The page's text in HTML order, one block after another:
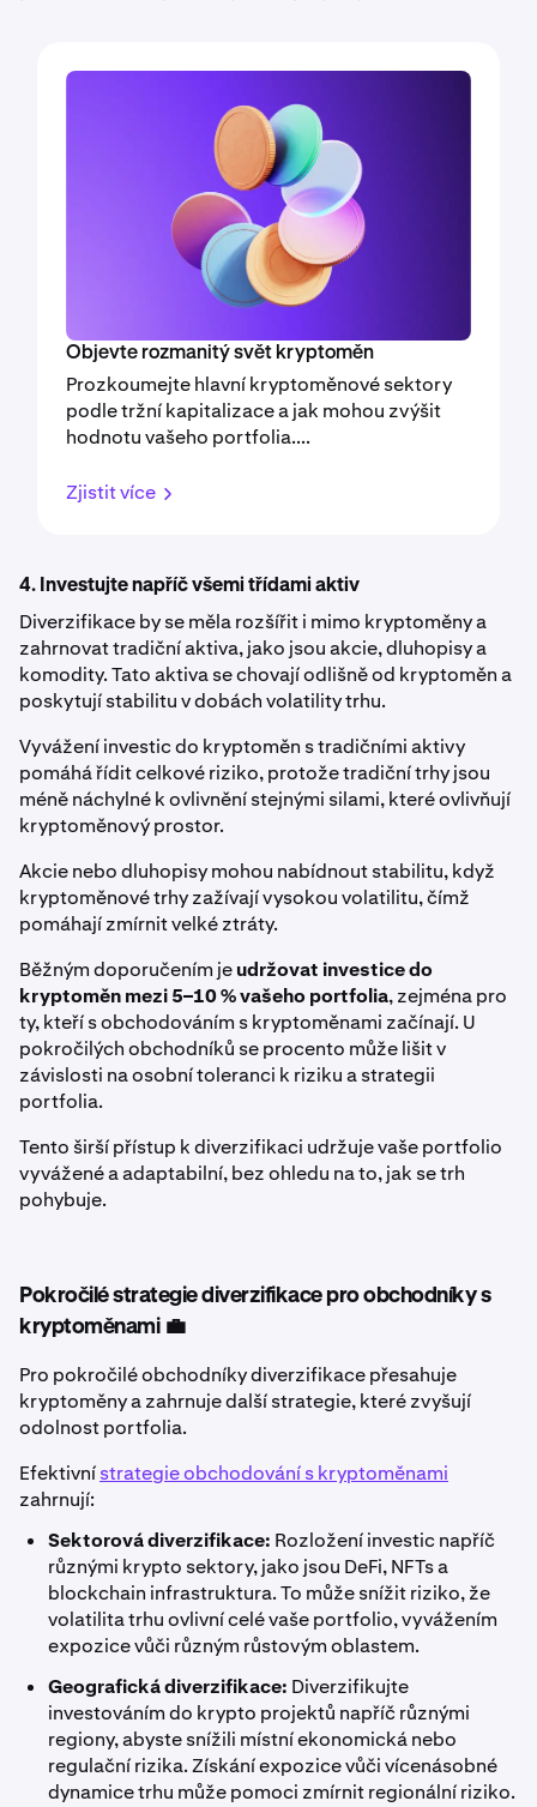
Objevte rozmanitý svět kryptoměn
Prozkoumejte hlavní kryptoměnové sektory
podle tržní kapitalizace a jak mohou zvýšit
hodnotu vašeho portfolia....
Zjistit více
4. Investujte napříč všemi třídami aktiv
Diverzifikace by se měla rozšířit i mimo kryptoměny a
zahrnovat tradiční aktiva, jako jsou akcie, dluhopisy a
komodity. Tato aktiva se chovají odlišně od kryptoměn a
poskytují stabilitu v dobách volatility trhu.
Vyvážení investic do kryptoměn s tradičními aktivy
pomáhá řídit celkové riziko, protože tradiční trhy jsou
méně náchylné k ovlivnění stejnými silami, které ovlivňují
kryptoměnový prostor.
Akcie nebo dluhopisy mohou nabídnout stabilitu, když
kryptoměnové trhy zažívají vysokou volatilitu, čímž
pomáhají zmírnit velké ztráty.
Běžným doporučením jeudržovat investice do
kryptoměn mezi 5–10 % vašeho portfolia, zejména pro
ty, kteří s obchodováním s kryptoměnami začínají. U
pokročilých obchodníků se procento může lišit v
závislosti na osobní toleranci k riziku a strategii
portfolia.
Tento širší přístup k diverzifikaci udržuje vaše portfolio
vyvážené a adaptabilní, bez ohledu na to, jak se trh
pohybuje.
Pokročilé strategie diverzifikace pro obchodníky s
kryptoměnami 💼
Pro pokročilé obchodníky diverzifikace přesahuje
kryptoměny a zahrnuje další strategie, které zvyšují
odolnost portfolia.
Efektivnístrategie obchodování s kryptoměnami
zahrnují:
Sektorová diverzifikace: Rozložení investic napříč
různými krypto sektory, jako jsou DeFi, NFTs a
blockchain infrastruktura. To může snížit riziko, že
volatilita trhu ovlivní celé vaše portfolio, vyvážením
expozice vůči různým růstovým oblastem.
Geografická diverzifikace: Diverzifikujte
investováním do krypto projektů napříč různými
regiony, abyste snížili místní ekonomická nebo
regulační rizika. Získání expozice vůči vícenásobné
dynamice trhu může pomoci zmírnit regionální riziko.